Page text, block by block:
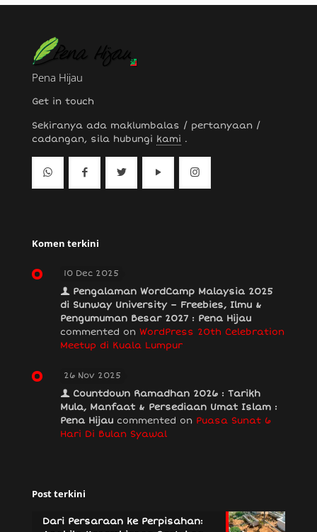
Pena Hijau
Get in touch
Sekiranya ada maklumbalas / pertanyaan /
cadangan, sila hubungi kami .
Komen terkini
10 Dec 2025
Pengalaman WordCamp Malaysia 2025
di Sunway University – Freebies, Ilmu &
Pengumuman Besar 2027 : Pena Hijau
commented on WordPress 20th Celebration
Meetup di Kuala Lumpur
26 Nov 2025
Countdown Ramadhan 2026 : Tarikh
Mula, Manfaat & Persediaan Umat Islam :
Pena Hijau commented on Puasa Sunat 6
Hari Di Bulan Syawal
Post terkini
Dari Persaraan ke Perpisahan: